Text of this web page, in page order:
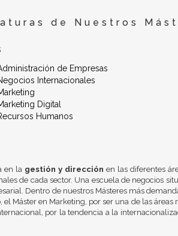
de Nuestros
de Empresas
Internacionales
Digital
Humanos
en la gestión y dirección en las diferentes
de cada sector. Una escuela de negocios
Dentro de nuestros Másteres más
Máster en Marketing, por ser una de las
por la tendencia a la